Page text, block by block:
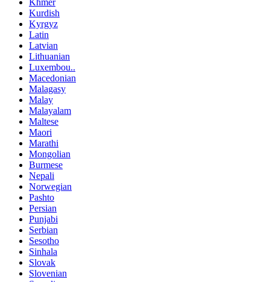
Khmer
Kurdish
Kyrgyz
Latin
Latvian
Lithuanian
Luxembou..
Macedonian
Malagasy
Malay
Malayalam
Maltese
Maori
Marathi
Mongolian
Burmese
Nepali
Norwegian
Pashto
Persian
Punjabi
Serbian
Sesotho
Sinhala
Slovak
Slovenian